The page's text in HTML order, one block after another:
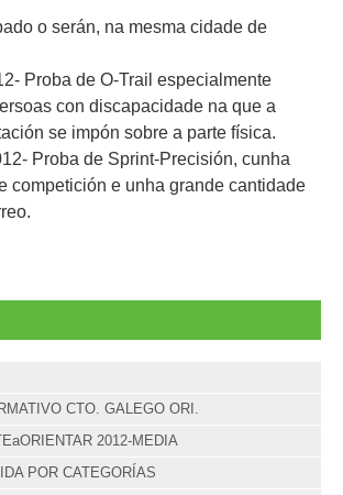
o serán, na mesma cidade de
Proba de O-Trail especialmente
con discapacidade na que a
se impón sobre a parte física.
Proba de Sprint-Precisión, cunha
competición e unha grande cantidade
CTO. GALEGO ORI.
2012-MEDIA
POR CATEGORÍAS